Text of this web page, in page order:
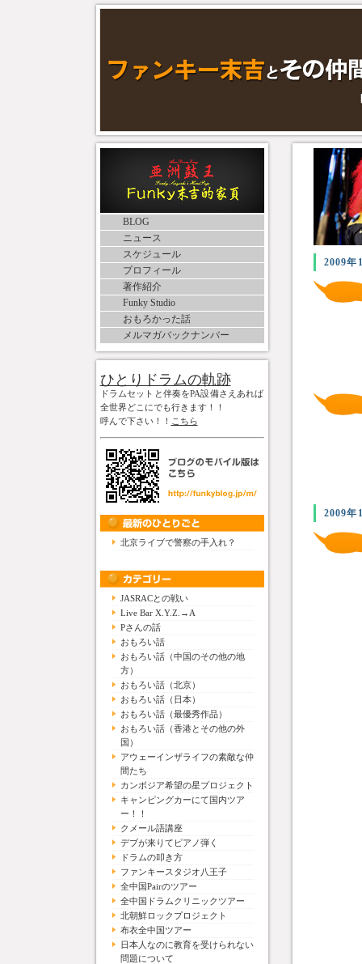
BLOG
ニュース
スケジュール
プロフィール
著作紹介
Funky Studio
おもろかった話
メルマガバックナンバー
ひとりドラムの軌跡
ドラムセットと伴奏をPA設備さえあれば
全世界どこにでも行きます！！
呼んで下さい！！ こちら
北京ライブで警察の手入れ？
JASRACとの戦い
Live Bar X.Y.Z.→A
Pさんの話
おもろい話
おもろい話（中国のその他の地
方）
おもろい話（北京）
おもろい話（日本）
おもろい話（最優秀作品）
おもろい話（香港とその他の外
国）
アウェーインザライフの素敵な仲
間たち
カンボジア希望の星プロジェクト
キャンピングカーにて国内ツア
ー！！
クメール語講座
デブが来りてピアノ弾く
ドラムの叩き方
ファンキースタジオ八王子
全中国Pairのツアー
全中国ドラムクリニックツアー
北朝鮮ロックプロジェクト
布衣全中国ツアー
日本人なのに教育を受けられない
問題について
2009年
2009年